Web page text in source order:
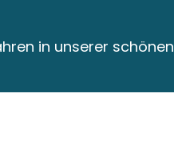
in unserer schönen